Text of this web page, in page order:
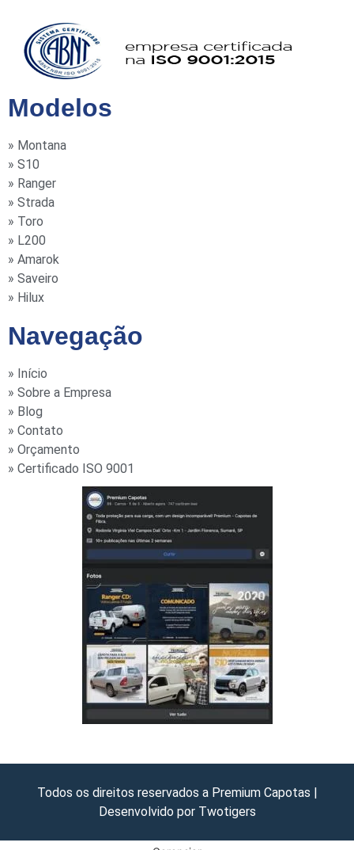
Modelos
» Montana
» S10
» Ranger
» Strada
» Toro
» L200
» Amarok
» Saveiro
» Hilux
Navegação
» Início
» Sobre a Empresa
» Blog
» Contato
» Orçamento
» Certificado ISO 9001
Todos os direitos reservados a Premium Capotas |
Desenvolvido por Twotigers